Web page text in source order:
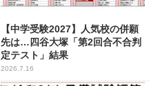
【中学受験2027】人気校の併願
先は…四谷大塚「第2回合不合判
定テスト」結果
2026.7.16